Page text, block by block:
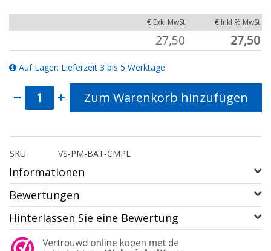
€ Exkl MwSt € Inkl % MwSt
27,50 27,50
Auf Lager: Lieferzeit 3 bis 5 Werktage.
Zum Warenkorb hinzufügen
SKU VS-PM-BAT-CMPL
Informationen
Bewertungen
Hinterlassen Sie eine Bewertung